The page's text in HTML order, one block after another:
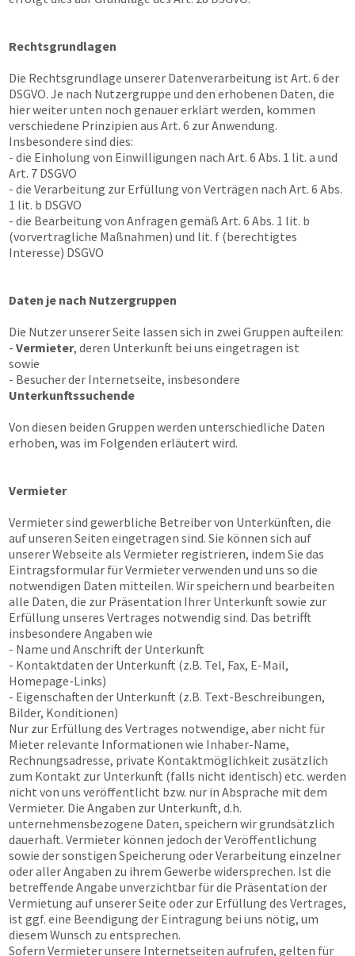
Rechtsgrundlagen
Die Rechtsgrundlage unserer Datenverarbeitung ist Art. 6 der
DSGVO. Je nach Nutzergruppe und den erhobenen Daten, die
hier weiter unten noch genauer erklärt werden, kommen
verschiedene Prinzipien aus Art. 6 zur Anwendung.
Insbesondere sind dies:
- die Einholung von Einwilligungen nach Art. 6 Abs. 1 lit. a und
Art. 7 DSGVO
- die Verarbeitung zur Erfüllung von Verträgen nach Art. 6 Abs.
1 lit. b DSGVO
- die Bearbeitung von Anfragen gemäß Art. 6 Abs. 1 lit. b
(vorvertragliche Maßnahmen) und lit. f (berechtigtes
Interesse) DSGVO
Daten je nach Nutzergruppen
Die Nutzer unserer Seite lassen sich in zwei Gruppen aufteilen:
- Vermieter, deren Unterkunft bei uns eingetragen ist
sowie
- Besucher der Internetseite, insbesondere
Unterkunftssuchende
Von diesen beiden Gruppen werden unterschiedliche Daten
erhoben, was im Folgenden erläutert wird.
Vermieter
Vermieter sind gewerbliche Betreiber von Unterkünften, die
auf unseren Seiten eingetragen sind. Sie können sich auf
unserer Webseite als Vermieter registrieren, indem Sie das
Eintragsformular für Vermieter verwenden und uns so die
notwendigen Daten mitteilen. Wir speichern und bearbeiten
alle Daten, die zur Präsentation Ihrer Unterkunft sowie zur
Erfüllung unseres Vertrages notwendig sind. Das betrifft
insbesondere Angaben wie
- Name und Anschrift der Unterkunft
- Kontaktdaten der Unterkunft (z.B. Tel, Fax, E-Mail,
Homepage-Links)
- Eigenschaften der Unterkunft (z.B. Text-Beschreibungen,
Bilder, Konditionen)
Nur zur Erfüllung des Vertrages notwendige, aber nicht für
Mieter relevante Informationen wie Inhaber-Name,
Rechnungsadresse, private Kontaktmöglichkeit zusätzlich
zum Kontakt zur Unterkunft (falls nicht identisch) etc. werden
nicht von uns veröffentlicht bzw. nur in Absprache mit dem
Vermieter. Die Angaben zur Unterkunft, d.h.
unternehmensbezogene Daten, speichern wir grundsätzlich
dauerhaft. Vermieter können jedoch der Veröffentlichung
sowie der sonstigen Speicherung oder Verarbeitung einzelner
oder aller Angaben zu ihrem Gewerbe widersprechen. Ist die
betreffende Angabe unverzichtbar für die Präsentation der
Vermietung auf unserer Seite oder zur Erfüllung des Vertrages,
ist ggf. eine Beendigung der Eintragung bei uns nötig, um
diesem Wunsch zu entsprechen.
Sofern Vermieter unsere Internetseiten aufrufen, gelten für